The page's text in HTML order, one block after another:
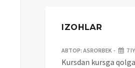
IZOHLAR
АВТОР: ASRORBEK 7
Kursdan kursga